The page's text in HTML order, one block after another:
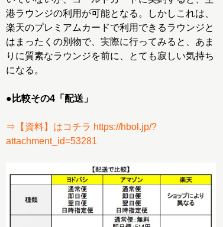
港ラウンジの利用が可能となる。しかしこれは、
楽天のプレミアムカードで利用できるラウンジと
はまったくの別物で、実際に行ってみると、あま
りに質素なラウンジを前に、とても寂しい気持ち
になる。
●比較その4「配送」
⇒【資料】はコチラ https://hbol.jp/?
attachment_id=53281